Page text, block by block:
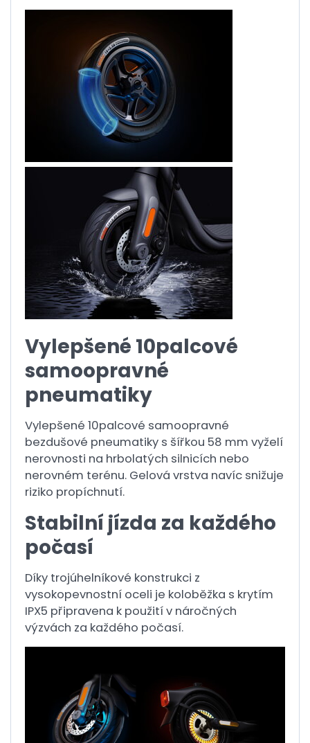
Vylepšené 10palcové
samoopravné
pneumatiky
Vylepšené 10palcové samoopravné
bezdušové pneumatiky s šířkou 58 mm vyželí
nerovnosti na hrbolatých silnicích nebo
nerovném terénu. Gelová vrstva navíc snižuje
riziko propíchnutí.
Stabilní jízda za každého
počasí
Díky trojúhelníkové konstrukci z
vysokopevnostní oceli je koloběžka s krytím
IPX5 připravena k použití v náročných
výzvách za každého počasí.